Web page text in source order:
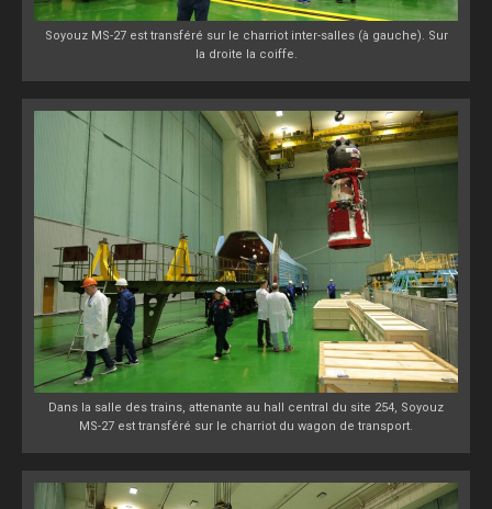
Soyouz MS-27 est transféré sur le charriot inter-salles (à gauche). Sur
la droite la coiffe.
Dans la salle des trains, attenante au hall central du site 254, Soyouz
MS-27 est transféré sur le charriot du wagon de transport.